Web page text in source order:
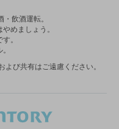
飲酒運転。
めましょう。
。
び共有はご遠慮ください。